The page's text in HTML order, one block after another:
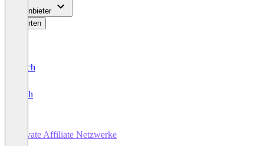
Für Anbieter
Bewerten
Deutsch
English
Private Affiliate Netzwerke